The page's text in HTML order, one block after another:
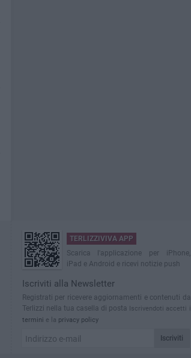
TERLIZZIVIVA APP
Scarica l'applicazione per iPhone,
iPad e Android e ricevi notizie push
Iscriviti alla Newsletter
Registrati per ricevere aggiornamenti e contenuti da
Terlizzi nella tua casella di posta
Iscrivendoti accetti i
termini e la privacy policy
Iscriviti